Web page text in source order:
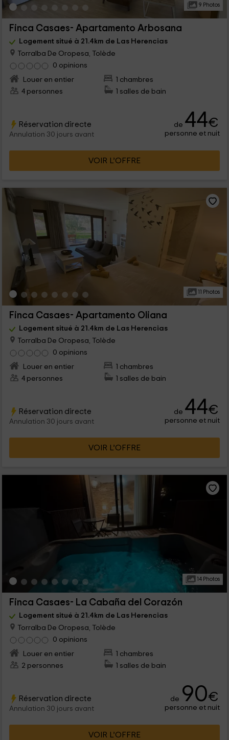
9 Photos
Finca Casaes- Apartamento Arbosana
Logement situé à 21.4km de Las Herencias
Torralba De Oropesa, Tolède
0 opinions
Louer en entier
1 chambres
4 personnes
1 salles de bain
Réservation directe
Annulation 30 jours avant
de 44€
personne et nuit
VOIR L’OFFRE
11 Photos
Finca Casaes- Apartamento Oliana
Logement situé à 21.4km de Las Herencias
Torralba De Oropesa, Tolède
0 opinions
Louer en entier
1 chambres
4 personnes
1 salles de bain
Réservation directe
Annulation 30 jours avant
de 44€
personne et nuit
VOIR L’OFFRE
14 Photos
Finca Casaes- La Cabaña del Corazón
Logement situé à 21.4km de Las Herencias
Torralba De Oropesa, Tolède
0 opinions
Louer en entier
1 chambres
2 personnes
1 salles de bain
Réservation directe
Annulation 30 jours avant
de 90€
personne et nuit
VOIR L’OFFRE